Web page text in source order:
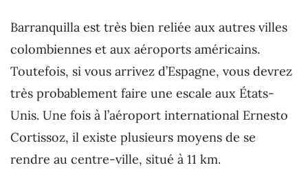
Barranquilla est très bien reliée aux autres villes
colombiennes et aux aéroports américains.
Toutefois, si vous arrivez d’Espagne, vous devrez
très probablement faire une escale aux États-
Unis. Une fois à l’aéroport international Ernesto
Cortissoz, il existe plusieurs moyens de se
rendre au centre-ville, situé à 11 km.